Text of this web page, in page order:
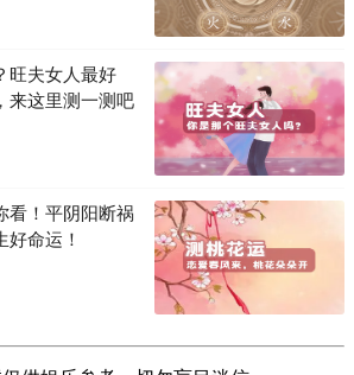
旺夫女人最好
来这里测一测吧
看！平阴阳断祸
好命运！